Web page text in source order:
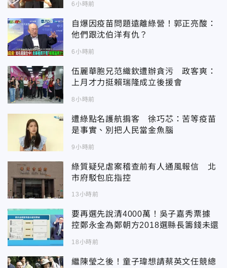
6小時前
自爆因疫苗問題遠離綠營！郭正亮酸：
他們跟沈伯洋有仇？
6小時前
伍麗華胞兄范織欽遭辦貪污 政客爽：
上月才力挺賴瑞隆成立後援會
8小時前
遭綠點名護航掮客 徐巧芯：苦等疫苗
是事實、別把人民當金魚腦
9小時前
綠質疑兒虐案稽查前有人通風報信 北
市府駁包庇指控
13小時前
要再選先說清4000萬！吳子嘉秀票據
控鄭永金為鄭朝方2018選縣長籌錢未還
18小時前
繼陳瑩之後！童子瑋想請蔡英文任競總